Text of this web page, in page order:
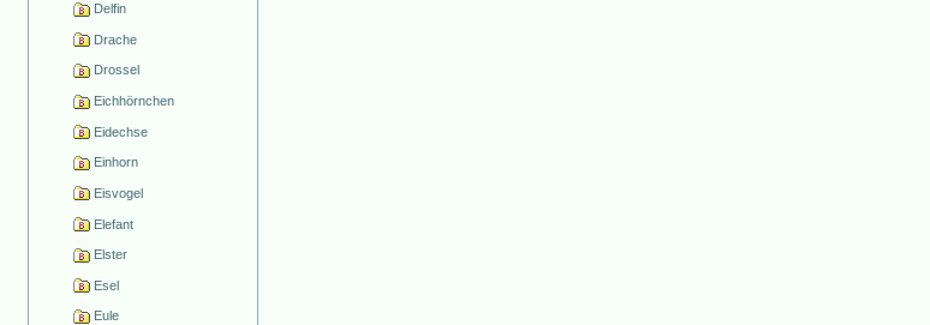
Delfin
Drache
Drossel
Eichhörnchen
Eidechse
Einhorn
Eisvogel
Elefant
Elster
Esel
Eule